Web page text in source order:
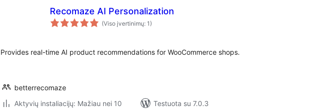
Recomaze AI Personalization
(Viso įvertinimų: 1)
Provides real-time AI product recommendations for WooCommerce shops.
betterrecomaze
Aktyvių instaliacijų: Mažiau nei 10
Testuota su 7.0.3